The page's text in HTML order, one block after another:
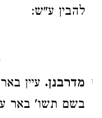
להבין ע"ש:
1 מדרבנן. עיין
בשם תשו' באר